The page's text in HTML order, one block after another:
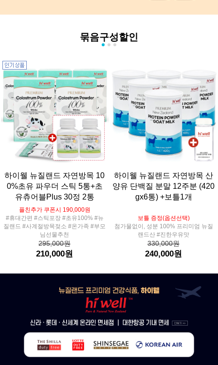
묶음구성할인
하이웰 뉴질랜드 자연방목 10
0%초유 파우더 스틱 5통+초
유츄어블Plus 30정 2통
플친추가 쿠폰시 190,000원
#휴대간편 #스틱포장 #초유100% #뉴
질랜드 #사계절방목젖소 #온가족 #부모
님선물추천
295,000원
210,000원
하이웰 뉴질랜드 자연방목 산
양유 단백질 분말 12주분 (420
gx6통) +보틀1개
보틀 증정(옵션선택)
첨가물없이, 성분 100% 프리미엄 뉴질
랜드산 #진한우유맛
330,000원
240,000원